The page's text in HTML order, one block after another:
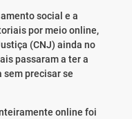
social e a
por meio online,
(CNJ) ainda no
passaram a ter a
sem precisar se
online foi